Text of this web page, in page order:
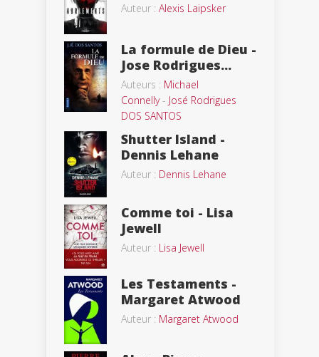
Auteur : Alexis Laipsker
La formule de Dieu -
Jose Rodrigues...
Auteurs : Michael
Connelly- José Rodrigues
DOS SANTOS
Shutter Island -
Dennis Lehane
Auteur : Dennis Lehane
Comme toi - Lisa
Jewell
Auteur : Lisa Jewell
Les Testaments -
Margaret Atwood
Auteur : Margaret Atwood